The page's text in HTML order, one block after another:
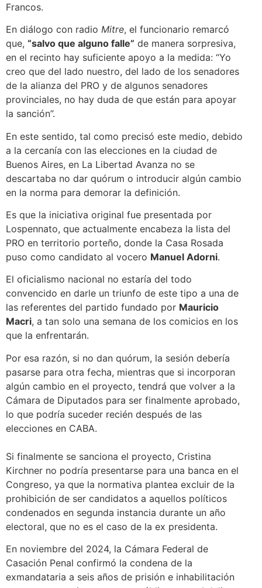
Francos.
En diálogo con radio Mitre, el funcionario remarcó
que, “salvo que alguno falle” de manera sorpresiva,
en el recinto hay suficiente apoyo a la medida: “Yo
creo que del lado nuestro, del lado de los senadores
de la alianza del PRO y de algunos senadores
provinciales, no hay duda de que están para apoyar
la sanción”.
En este sentido, tal como precisó este medio, debido
a la cercanía con las elecciones en la ciudad de
Buenos Aires, en La Libertad Avanza no se
descartaba no dar quórum o introducir algún cambio
en la norma para demorar la definición.
Es que la iniciativa original fue presentada por
Lospennato, que actualmente encabeza la lista del
PRO en territorio porteño, donde la Casa Rosada
puso como candidato al vocero Manuel Adorni.
El oficialismo nacional no estaría del todo
convencido en darle un triunfo de este tipo a una de
las referentes del partido fundado por Mauricio
Macri, a tan solo una semana de los comicios en los
que la enfrentarán.
Por esa razón, si no dan quórum, la sesión debería
pasarse para otra fecha, mientras que si incorporan
algún cambio en el proyecto, tendrá que volver a la
Cámara de Diputados para ser finalmente aprobado,
lo que podría suceder recién después de las
elecciones en CABA.
Si finalmente se sanciona el proyecto, Cristina
Kirchner no podría presentarse para una banca en el
Congreso, ya que la normativa plantea excluir de la
prohibición de ser candidatos a aquellos políticos
condenados en segunda instancia durante un año
electoral, que no es el caso de la ex presidenta.
En noviembre del 2024, la Cámara Federal de
Casación Penal confirmó la condena de la
exmandataria a seis años de prisión e inhabilitación